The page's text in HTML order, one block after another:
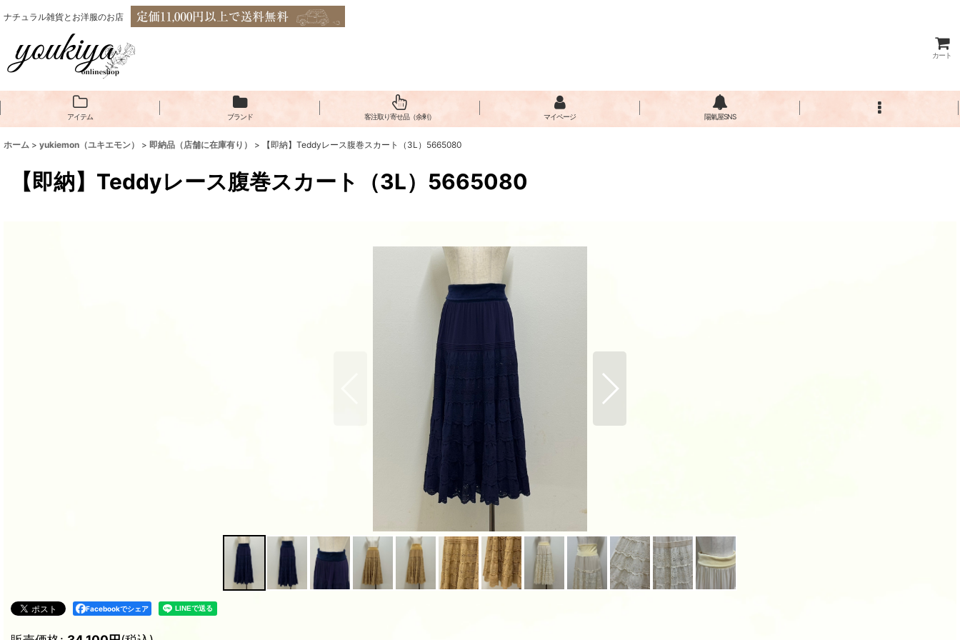
ナチュラル雑貨とお洋服のお店
カート
アイテム ブランド 客注取り寄せ品（余剰） マイページ 陽氣屋SNS
ホーム > yukiemon（ユキエモン） > 即納品（店舗に在庫有り） > 【即納】Teddyレース腹巻スカート（3L）5665080
【即納】Teddyレース腹巻スカート（3L）5665080
Facebookでシェア